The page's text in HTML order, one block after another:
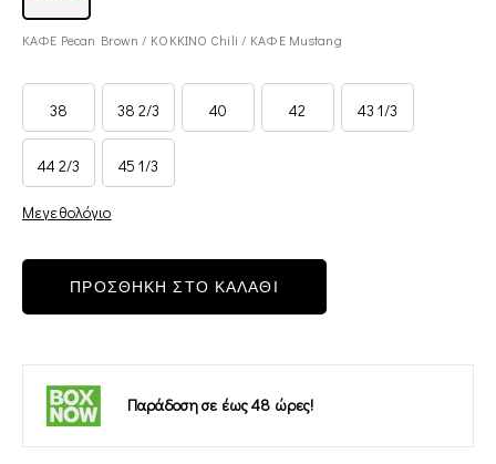
ΚΑΦΕ Pecan Brown / ΚΟΚΚΙΝΟ Chili / ΚΑΦΕ Mustang
38 38 2/3 40 42 43 1/3
44 2/3 45 1/3
Μεγεθολόγιο
ΠΡΟΣΘΗΚΗ ΣΤΟ ΚΑΛΑΘΙ
Παράδοση σε έως 48 ώρες!